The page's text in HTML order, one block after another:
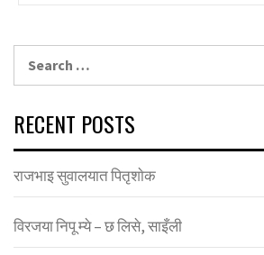
RECENT POSTS
राजभाइ सुवालयात पितृशाेक
विरजया निपू म्ये – छ लिसे, साइँली